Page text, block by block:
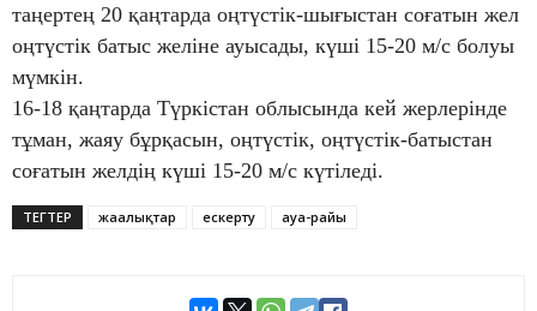
таңертең 20 қаңтарда оңтүстік-шығыстан соғатын жел
оңтүстік батыс желіне ауысады, күші 15-20 м/с болуы
мүмкін.
16-18 қаңтарда Түркістан облысында кей жерлерінде
тұман, жаяу бұрқасын, оңтүстік, оңтүстік-батыстан
соғатын желдің күші 15-20 м/с күтіледі.
ТЕГТЕР жаңалықтар ескерту ауа-райы